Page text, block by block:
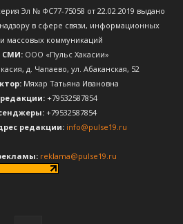
Эл № ФС77-75058 от 22.02.2019 выдано
в сфере связи, информационных
массовых коммуникаций
СМИ: ООО «Пульс Хакасии»
д. Чапаево, ул. Абаканская, 52
Мяхар Татьяна Ивановна
+79532587854
+79532587854
редакции: info@pulse19.ru
reklama@pulse19.ru